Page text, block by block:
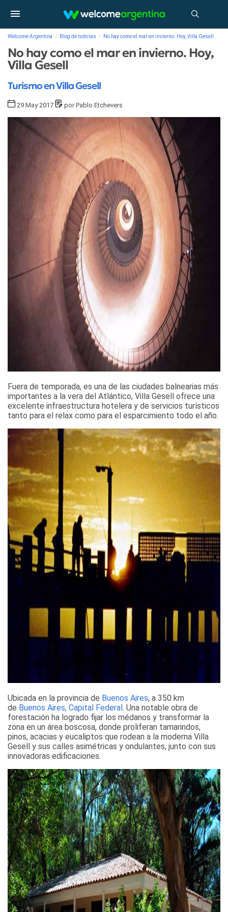
Welcome Argentina Blog de noticias No hay como el mar en invierno. Hoy, Villa Gesell
No hay como el mar en invierno. Hoy,
Villa Gesell
Turismo en Villa Gesell
29 May 2017 por Pablo Etchevers
Fuera de temporada, es una de las ciudades balnearias más
importantes a la vera del Atlántico, Villa Gesell ofrece una
excelente infraestructura hotelera y de servicios turísticos
tanto para el relax como para el esparcimiento todo el año.
Ubicada en la provincia de Buenos Aires, a 350 km
de Buenos Aires, Capital Federal. Una notable obra de
forestación ha logrado fijar los médanos y transformar la
zona en un área boscosa, donde proliferan tamarindos,
pinos, acacias y eucaliptos que rodean a la moderna Villa
Gesell y sus calles asimétricas y ondulantes, junto con sus
innovadoras edificaciones.